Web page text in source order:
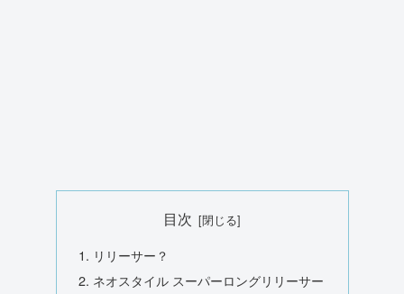
目次
リリーサー？
ネオスタイル スーパーロングリリーサー